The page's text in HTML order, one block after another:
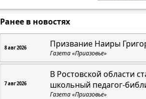
Ранее в новостях
8 авг 2026 Призвание Наиры
Газета «Приазовье»
7 авг 2026
В Ростовской области
школьный педагог-
Газета «Приазовье»